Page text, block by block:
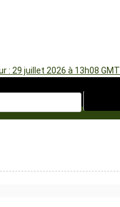
: 29 juillet 2026 à 13h08 GMT